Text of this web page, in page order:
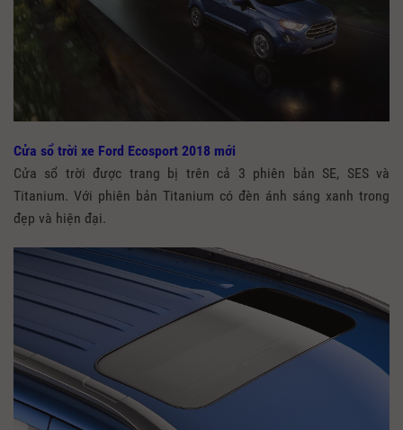
Cửa sổ trời xe Ford Ecosport 2018 mới
Cửa sổ trời được trang bị trên cả 3 phiên bản SE, SES và
Titanium. Với phiên bản Titanium có đèn ánh sáng xanh trong
đẹp và hiện đại.